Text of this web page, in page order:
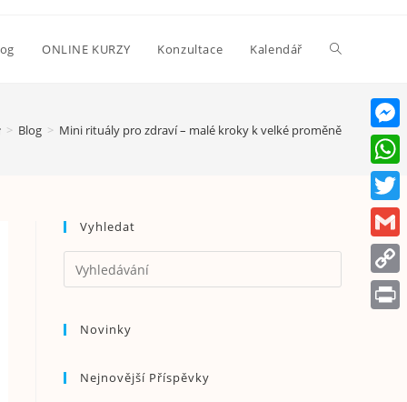
ONLINE KURZY Konzultace Kalendář
> Blog > Mini rituály pro zdraví – malé kroky k velké proměně
Vyhledat
Novinky
Nejnovější Příspěvky
M
e
s
s
e
n
W
h
a
s
T
w
i
G
m
a
C